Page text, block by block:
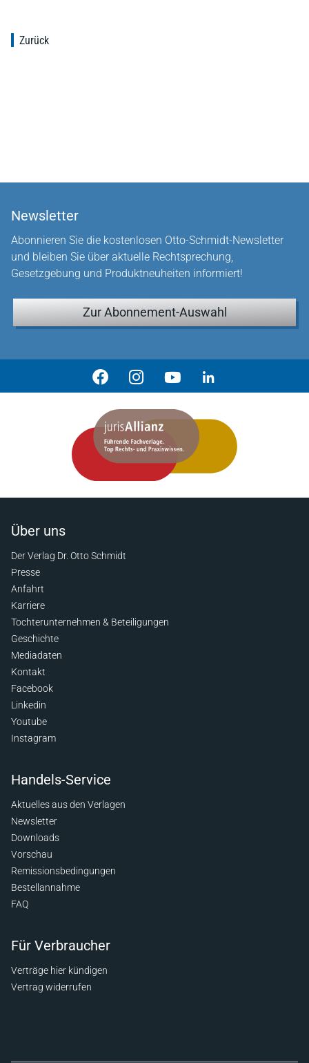
Zurück
Newsletter
Abonnieren Sie die kostenlosen Otto-Schmidt-Newsletter
und bleiben Sie über aktuelle Rechtsprechung,
Gesetzgebung und Produktneuheiten informiert!
Zur Abonnement-Auswahl
Über uns
Der Verlag Dr. Otto Schmidt
Presse
Anfahrt
Karriere
Tochterunternehmen & Beteiligungen
Geschichte
Mediadaten
Kontakt
Facebook
Linkedin
Youtube
Instagram
Handels-Service
Aktuelles aus den Verlagen
Newsletter
Downloads
Vorschau
Remissionsbedingungen
Bestellannahme
FAQ
Für Verbraucher
Verträge hier kündigen
Vertrag widerrufen